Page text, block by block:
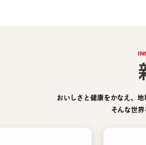
おいしさと健康をかなえ、
そんな世